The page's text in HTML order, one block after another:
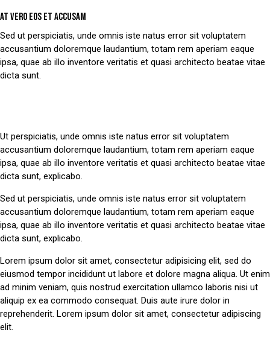
AT VERO EOS ET ACCUSAM
Sed ut perspiciatis, unde omnis iste natus error sit voluptatem
accusantium doloremque laudantium, totam rem aperiam eaque
ipsa, quae ab illo inventore veritatis et quasi architecto beatae vitae
dicta sunt.
Ut perspiciatis, unde omnis iste natus error sit voluptatem
accusantium doloremque laudantium, totam rem aperiam eaque
ipsa, quae ab illo inventore veritatis et quasi architecto beatae vitae
dicta sunt, explicabo.
Sed ut perspiciatis, unde omnis iste natus error sit voluptatem
accusantium doloremque laudantium, totam rem aperiam eaque
ipsa, quae ab illo inventore veritatis et quasi architecto beatae vitae
dicta sunt, explicabo.
Lorem ipsum dolor sit amet, consectetur adipisicing elit, sed do
eiusmod tempor incididunt ut labore et dolore magna aliqua. Ut enim
ad minim veniam, quis nostrud exercitation ullamco laboris nisi ut
aliquip ex ea commodo consequat. Duis aute irure dolor in
reprehenderit. Lorem ipsum dolor sit amet, consectetur adipiscing
elit.